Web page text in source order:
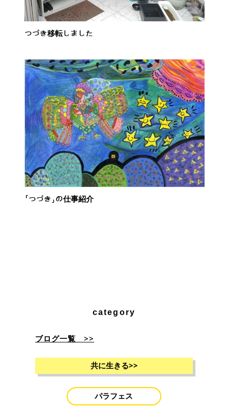
つづき移転しました
「つづき」の仕事紹介
category
ブログ一覧 >>
共に生きる>>
パラフェス